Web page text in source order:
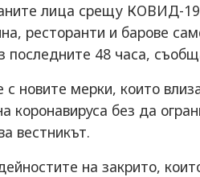
лица срещу КОВИД-
ресторанти и барове
последните 48 часа,
с новите мерки, които
коронавируса без да
вестникът.
на закрито,